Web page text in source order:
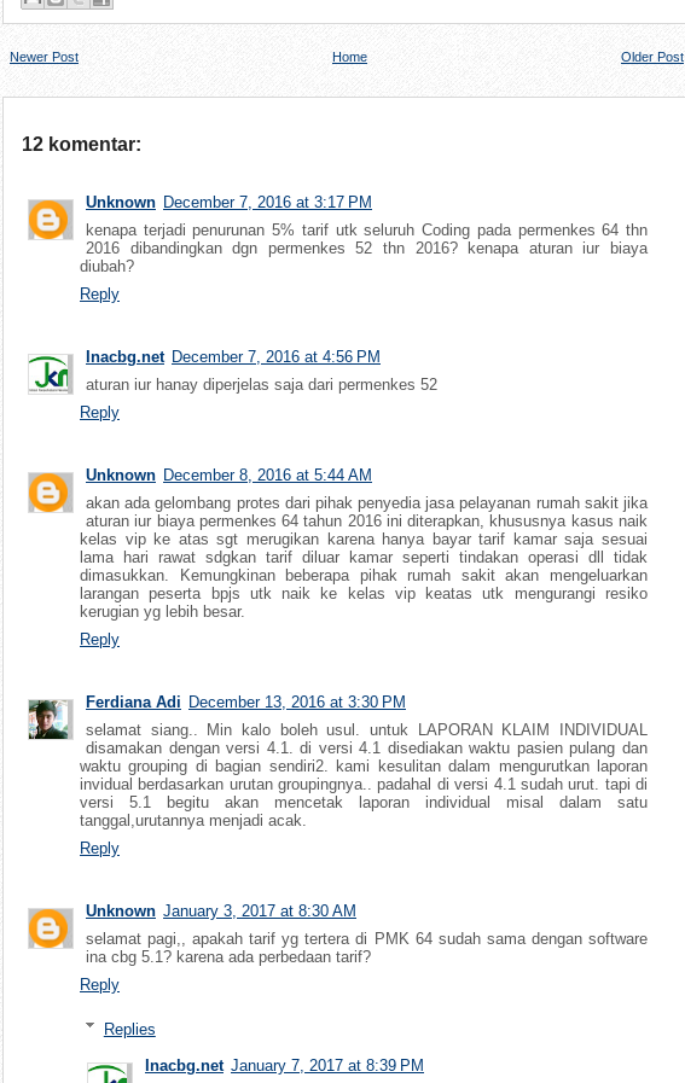
Newer Post Older Post
Home
12 komentar:
Unknown December 7, 2016 at 3:17 PM
kenapa terjadi penurunan 5% tarif utk seluruh Coding pada permenkes 64 thn
2016 dibandingkan dgn permenkes 52 thn 2016? kenapa aturan iur biaya
diubah?
Reply
Inacbg.net December 7, 2016 at 4:56 PM
aturan iur hanay diperjelas saja dari permenkes 52
Reply
Unknown December 8, 2016 at 5:44 AM
akan ada gelombang protes dari pihak penyedia jasa pelayanan rumah sakit jika
aturan iur biaya permenkes 64 tahun 2016 ini diterapkan, khususnya kasus naik
kelas vip ke atas sgt merugikan karena hanya bayar tarif kamar saja sesuai
lama hari rawat sdgkan tarif diluar kamar seperti tindakan operasi dll tidak
dimasukkan. Kemungkinan beberapa pihak rumah sakit akan mengeluarkan
larangan peserta bpjs utk naik ke kelas vip keatas utk mengurangi resiko
kerugian yg lebih besar.
Reply
Ferdiana Adi December 13, 2016 at 3:30 PM
selamat siang.. Min kalo boleh usul. untuk LAPORAN KLAIM INDIVIDUAL
disamakan dengan versi 4.1. di versi 4.1 disediakan waktu pasien pulang dan
waktu grouping di bagian sendiri2. kami kesulitan dalam mengurutkan laporan
invidual berdasarkan urutan groupingnya.. padahal di versi 4.1 sudah urut. tapi di
versi 5.1 begitu akan mencetak laporan individual misal dalam satu
tanggal,urutannya menjadi acak.
Reply
Unknown January 3, 2017 at 8:30 AM
selamat pagi,, apakah tarif yg tertera di PMK 64 sudah sama dengan software
ina cbg 5.1? karena ada perbedaan tarif?
Reply
Replies
Inacbg.net January 7, 2017 at 8:39 PM